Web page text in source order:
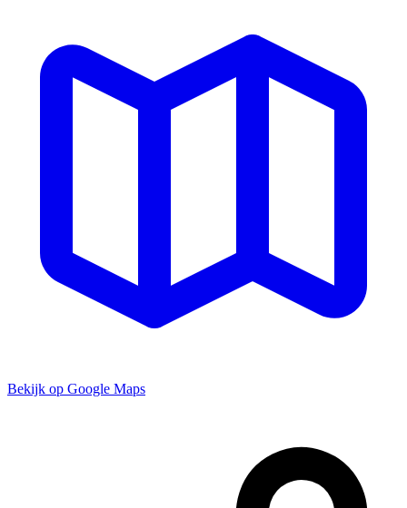
Bekijk op Google Maps